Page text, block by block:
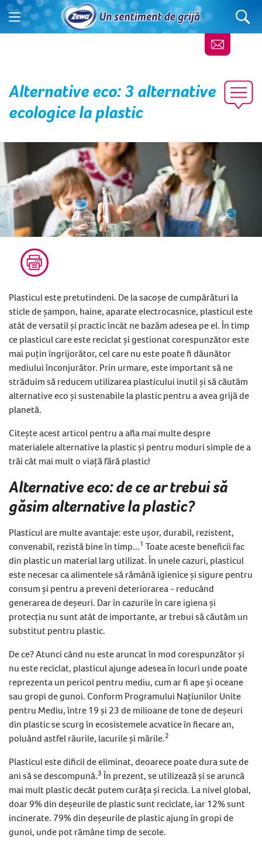
Alternative eco: 3 alternative
ecologice la plastic
Plasticul este pretutindeni. De la sacoșe de cumpărături la
sticle de șampon, haine, aparate electrocasnice, plasticul este
atât de versatil și practic încât ne bazăm adesea pe el. În timp
ce plasticul care este reciclat și gestionat corespunzător este
mai puțin îngrijorător, cel care nu este poate fi dăunător
mediului înconjurător. Prin urmare, este important să ne
străduim să reducem utilizarea plasticului inutil și să căutăm
alternative eco și sustenabile la plastic pentru a avea grijă de
planetă.
Citește acest articol pentru a afla mai multe despre
materialele alternative la plastic și pentru moduri simple de a
trăi cât mai mult o viață fără plastic!
Alternative eco: de ce ar trebui să
găsim alternative la plastic?
Plasticul are multe avantaje: este ușor, durabil, rezistent,
convenabil, rezistă bine în timp...1 Toate aceste beneficii fac
din plastic un material larg utilizat. În unele cazuri, plasticul
este necesar ca alimentele să rămână igienice și sigure pentru
consum și pentru a preveni deteriorarea - reducând
generarea de deșeuri. Dar în cazurile în care igiena și
protecția nu sunt atât de importante, ar trebui să căutăm un
substitut pentru plastic.
De ce? Atunci când nu este aruncat în mod corespunzător și
nu este reciclat, plasticul ajunge adesea în locuri unde poate
reprezenta un pericol pentru mediu, cum ar fi ape și oceane
sau gropi de gunoi. Conform Programului Națiunilor Unite
pentru Mediu, între 19 și 23 de milioane de tone de deșeuri
din plastic se scurg în ecosistemele acvatice în fiecare an,
poluând astfel râurile, lacurile și mările.2
Plasticul este dificil de eliminat, deoarece poate dura sute de
ani să se descompună.3 În prezent, se utilizează și se aruncă
mai mult plastic decât putem curăța și recicla. La nivel global,
doar 9% din deșeurile de plastic sunt reciclate, iar 12% sunt
incinerate. 79% din deșeurile de plastic ajung în gropi de
gunoi, unde pot rămâne timp de secole.